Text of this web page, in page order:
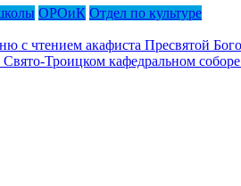
ОРОиК Отдел по культуре
с чтением акафиста Пресвятой
Троицком кафедральном соборе